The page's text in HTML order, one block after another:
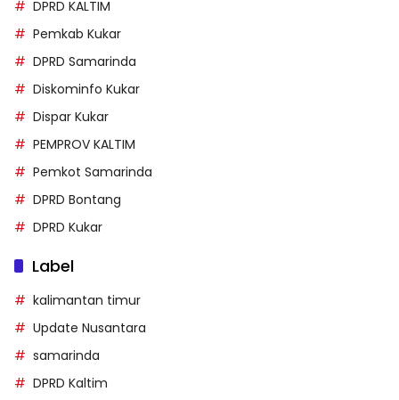
DPRD KALTIM
Pemkab Kukar
DPRD Samarinda
Diskominfo Kukar
Dispar Kukar
PEMPROV KALTIM
Pemkot Samarinda
DPRD Bontang
DPRD Kukar
Label
kalimantan timur
Update Nusantara
samarinda
DPRD Kaltim